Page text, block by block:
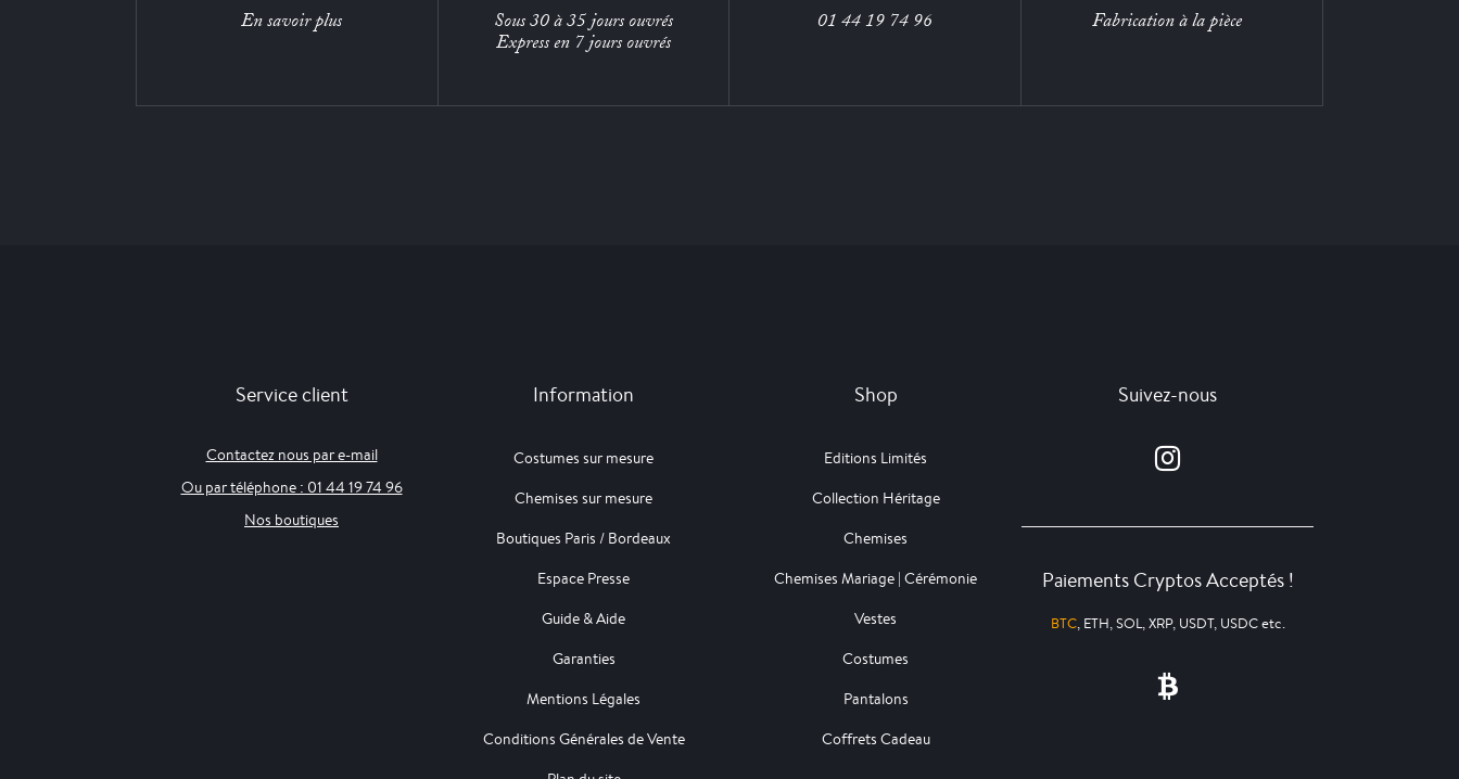
En savoir plus
Sous 30 à 35 jours ouvrés
Express en 7 jours ouvrés
01 44 19 74 96 Fabrication à la pièce
Service client
Contactez nous par e-mail
Ou par téléphone : 01 44 19 74 96
Nos boutiques
Information
Costumes sur mesure
Chemises sur mesure
Boutiques Paris / Bordeaux
Espace Presse
Guide & Aide
Garanties
Mentions Légales
Conditions Générales de Vente
Shop
Editions Limités
Collection Héritage
Chemises
Chemises Mariage | Cérémonie
Vestes
Costumes
Pantalons
Coffrets Cadeau
Suivez-nous
Paiements Cryptos Acceptés !
BTC, ETH, SOL, XRP, USDT, USDC etc.